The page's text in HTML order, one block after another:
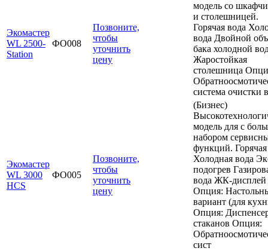
Экомастер
WL 2500-
Station
ФО008
Позвоните,
чтобы
уточнить
цену
модель со
и столешницей.
Горячая вода
вода Двойной
бака холодной
Жаростойкая
столешница
система очистки
Экомастер
WL 3000
HCS
ФО005
Позвоните,
чтобы
уточнить
цену
(Бизнес)
модель для с
набором
функций. Горячая
Холодная вода
подогрев
вода ЖК-дисплей
Опция:
вариант (для
Опция:
стаканов Опция:
сист